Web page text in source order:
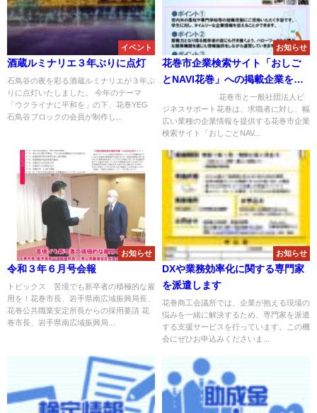
イベント
酒蔵ルミナリエ３年ぶりに点灯
石鳥谷の夜を彩る酒蔵ルミナリエが３年ぶ
りに点灯いたしました。 今年のテーマ
「ウクライナに平和を」の下、花巻YEG
石鳥谷ブロックの会員が制作し...
お知らせ
花巻市企業検索サイト「おしご
とNAVI花巻」への掲載企業を募
花巻市と一般社団法人ビ
ジネスサポート花巻は、求職者に対し、幅
広い業種の企業情報を提供する花巻市企業
検索サイト「おしごとNAV...
お知らせ
令和３年６月号会報
トピックス 苦境でも新卒者の積極的な雇
用を！花巻市長、岩手県南広域振興局長、
花巻公共職業安定所長からの採用要請 花
巻市長、岩手県南広域振興局...
お知らせ
DXや業務効率化に関する専門家
を派遣します
花巻商工会議所では、企業が抱える現場の
悩みを一緒に解決するため、専門家を派遣
する支援サービスを行っています。この機
会にぜひお申込みくださいま...